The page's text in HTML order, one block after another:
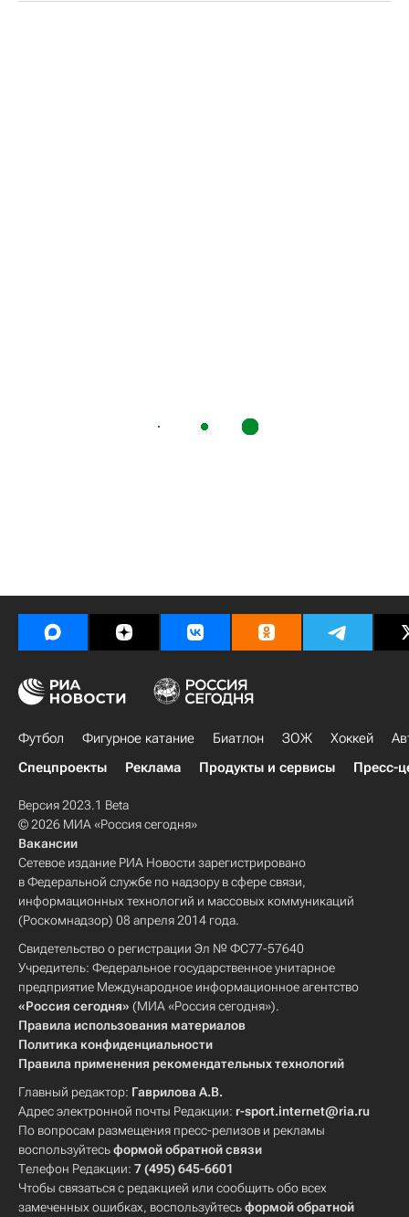
Футбол Фигурное катание Биатлон ЗОЖ Хоккей
Спецпроекты
Реклама Продукты и сервисы Пресс-
Версия 2023.1 Beta
© 2026 МИА «Россия сегодня»
Вакансии
Сетевое издание РИА Новости зарегистрировано
в Федеральной службе по надзору в сфере связи,
информационных технологий и массовых коммуникаций
(Роскомнадзор) 08 апреля 2014 года.
Свидетельство о регистрации Эл № ФС77-57640
Учредитель: Федеральное государственное унитарное
предприятие Международное информационное агентство
«Россия сегодня» (МИА «Россия сегодня»).
Правила использования материалов
Политика конфиденциальности
Правила применения рекомендательных технологий
Главный редактор: Гаврилова А.В.
Адрес электронной почты Редакции: r-sport.internet@ria.ru
По вопросам размещения пресс-релизов и рекламы
воспользуйтесьформой обратной связи
Телефон Редакции: 7 (495) 645-6601
Чтобы связаться с редакцией или сообщить обо всех
замеченных ошибках, воспользуйтесьформой обратной